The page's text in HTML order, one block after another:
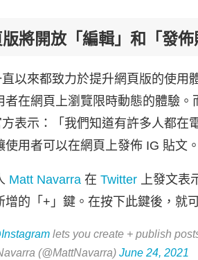
將開放「編輯」和「發佈
以來都致力於提升網頁版的使用
者在網頁上瀏覽限時動態的體驗。
表示：「我們知道有許多人都在
用者可以在網頁上發佈 IG 貼文。
Matt Navarra 在 Twitter 上發文表
增的「+」鍵。在按下此鍵後，就
lets you create + publish
(@MattNavarra) June 24, 2021